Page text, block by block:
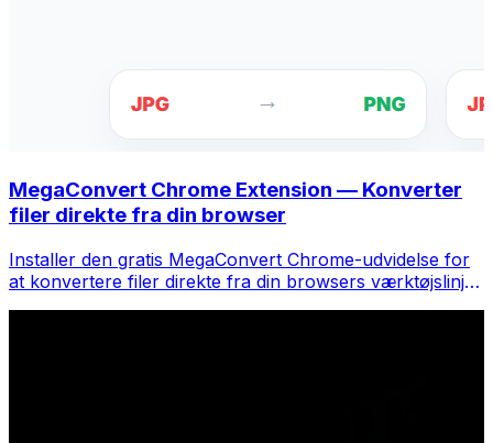
MegaConvert Chrome Extension — Konverter
filer direkte fra din browser
Installer den gratis MegaConvert Chrome-udvidelse for
at konvertere filer direkte fra din browsers værktøjslinje.